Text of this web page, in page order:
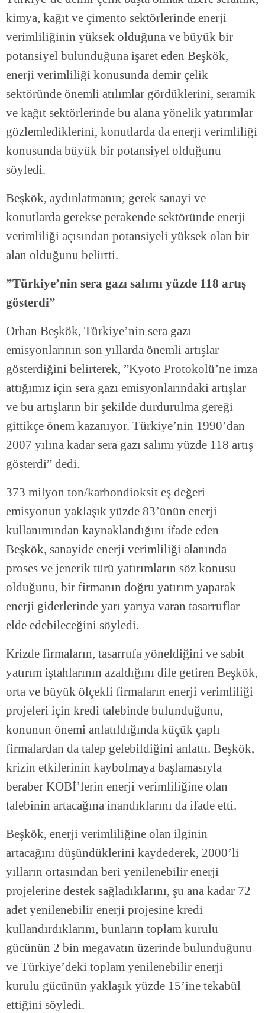
kimya, kağıt ve çimento sektörlerinde enerji
verimliliğinin yüksek olduğuna ve büyük bir
potansiyel bulunduğuna işaret eden Beşkök,
enerji verimliliği konusunda demir çelik
sektöründe önemli atılımlar gördüklerini, seramik
ve kağıt sektörlerinde bu alana yönelik yatırımlar
gözlemlediklerini, konutlarda da enerji verimliliği
konusunda büyük bir potansiyel olduğunu
söyledi.
Beşkök, aydınlatmanın; gerek sanayi ve
konutlarda gerekse perakende sektöründe enerji
verimliliği açısından potansiyeli yüksek olan bir
alan olduğunu belirtti.
”Türkiye’nin sera gazı salımı yüzde 118 artış
gösterdi”
Orhan Beşkök, Türkiye’nin sera gazı
emisyonlarının son yıllarda önemli artışlar
gösterdiğini belirterek, ”Kyoto Protokolü’ne imza
attığımız için sera gazı emisyonlarındaki artışlar
ve bu artışların bir şekilde durdurulma gereği
gittikçe önem kazanıyor. Türkiye’nin 1990’dan
2007 yılına kadar sera gazı salımı yüzde 118 artış
gösterdi” dedi.
373 milyon ton/karbondioksit eş değeri
emisyonun yaklaşık yüzde 83’ünün enerji
kullanımından kaynaklandığını ifade eden
Beşkök, sanayide enerji verimliliği alanında
proses ve jenerik türü yatırımların söz konusu
olduğunu, bir firmanın doğru yatırım yaparak
enerji giderlerinde yarı yarıya varan tasarruflar
elde edebileceğini söyledi.
Krizde firmaların, tasarrufa yöneldiğini ve sabit
yatırım iştahlarının azaldığını dile getiren Beşkök,
orta ve büyük ölçekli firmaların enerji verimliliği
projeleri için kredi talebinde bulunduğunu,
konunun önemi anlatıldığında küçük çaplı
firmalardan da talep gelebildiğini anlattı. Beşkök,
krizin etkilerinin kaybolmaya başlamasıyla
beraber KOBİ’lerin enerji verimliliğine olan
talebinin artacağına inandıklarını da ifade etti.
Beşkök, enerji verimliliğine olan ilginin
artacağını düşündüklerini kaydederek, 2000’li
yılların ortasından beri yenilenebilir enerji
projelerine destek sağladıklarını, şu ana kadar 72
adet yenilenebilir enerji projesine kredi
kullandırdıklarını, bunların toplam kurulu
gücünün 2 bin megavatın üzerinde bulunduğunu
ve Türkiye’deki toplam yenilenebilir enerji
kurulu gücünün yaklaşık yüzde 15’ine tekabül
ettiğini söyledi.